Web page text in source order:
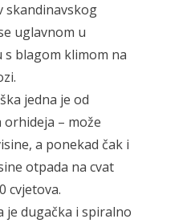
skandinavskog
uglavnom u
blagom klimom na
jedna je od
– može
a ponekad čak i
otpada na cvat
cvjetova.
je dugačka i spiralno